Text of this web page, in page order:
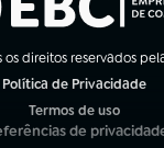
os direitos reservados
Política de Privacidade
Termos de uso
(abre em nova aba)
de